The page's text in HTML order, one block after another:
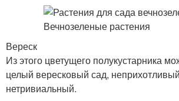
Вереск
Из этого цветущего полукустарника
целый вересковый сад,
нетривиальный.